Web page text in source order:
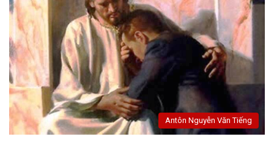
Antôn Nguyễn Văn Tiếng